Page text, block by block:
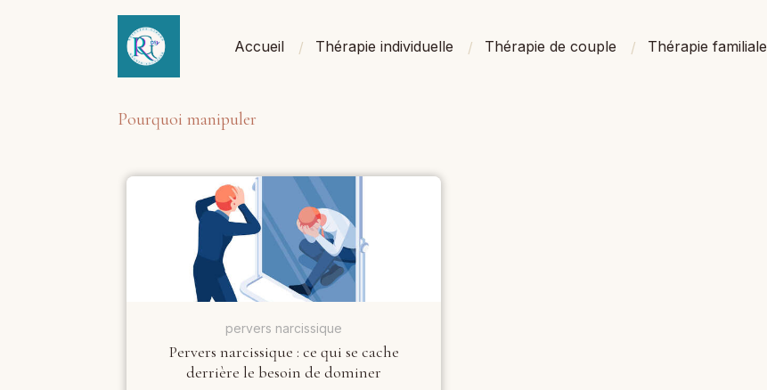
Accueil Thérapie individuelle Thérapie de couple Thérapie familiale
Pourquoi manipuler
pervers narcissique
Pervers narcissique : ce qui se cache
derrière le besoin de dominer